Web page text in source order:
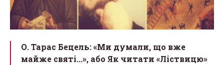
О. Тарас Бецель: «Ми думали, що вже
майже святі...», або Як читати «Ліствицю»